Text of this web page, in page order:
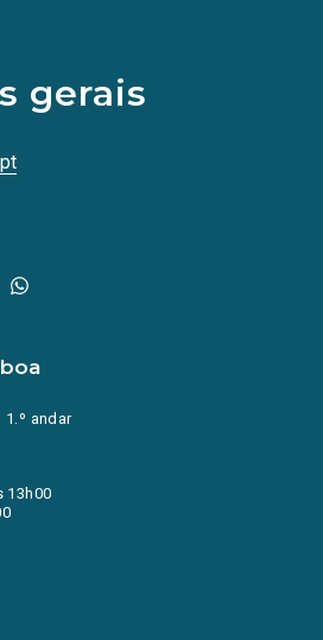
gerais
1.º andar
13h00